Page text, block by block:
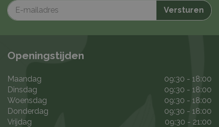
Openingstijden
Maandag
09:30 - 18:00
Dinsdag
09:30 - 18:00
Woensdag
09:30 - 18:00
Donderdag
09:30 - 18:00
Vrijdag
09:30 - 21:00